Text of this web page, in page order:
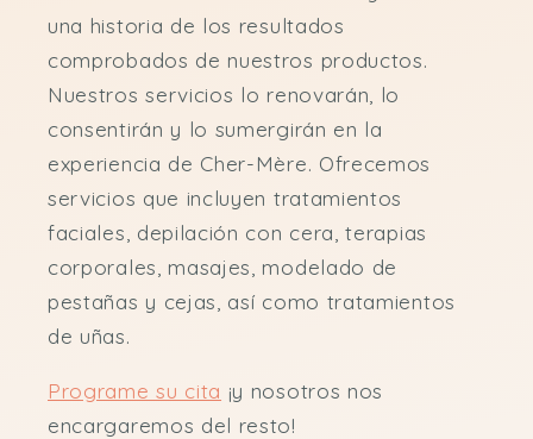
una historia de los resultados
comprobados de nuestros productos.
Nuestros servicios lo renovarán, lo
consentirán y lo sumergirán en la
experiencia de Cher-Mère. Ofrecemos
servicios que incluyen tratamientos
faciales, depilación con cera, terapias
corporales, masajes, modelado de
pestañas y cejas, así como tratamientos
de uñas.
Programe su cita ¡y nosotros nos
encargaremos del resto!